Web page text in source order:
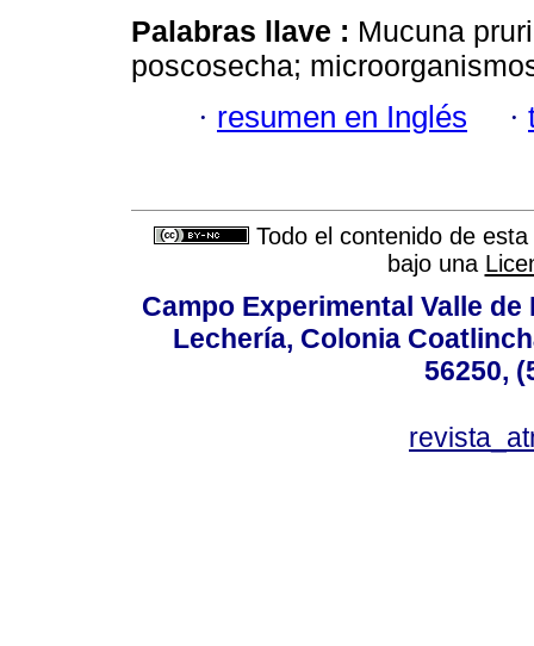
Palabras llave : Mucuna
poscosecha;
· resumen en Inglés ·
Todo el contenido de
bajo una
Campo Experimental Valle
Lechería, Colonia
56250,